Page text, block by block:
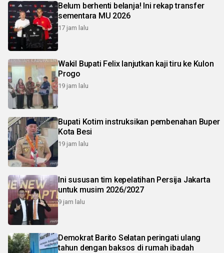
Belum berhenti belanja! Ini rekap transfer
sementara MU 2026
17 jam lalu
Wakil Bupati Felix lanjutkan kaji tiru ke Kulon
Progo
19 jam lalu
Bupati Kotim instruksikan pembenahan Buper
Kota Besi
19 jam lalu
Ini sususan tim kepelatihan Persija Jakarta
untuk musim 2026/2027
9 jam lalu
Demokrat Barito Selatan peringati ulang
tahun dengan baksos di rumah ibadah